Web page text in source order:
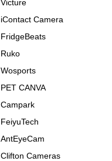
Victure
iContact Camera
FridgeBeats
Ruko
Wosports
PET CANVA
Campark
FeiyuTech
AntEyeCam
Clifton Cameras